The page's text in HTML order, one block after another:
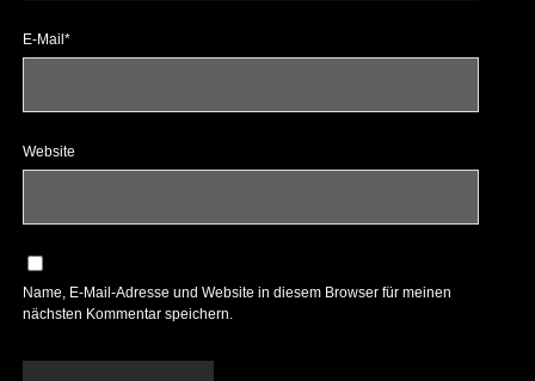
E-Mail*
Website
Name, E-Mail-Adresse und Website in diesem Browser für meinen
nächsten Kommentar speichern.